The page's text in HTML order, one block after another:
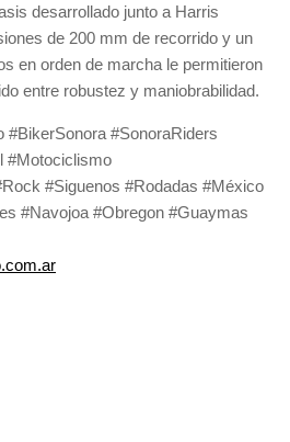
desarrollado junto a Harris
de 200 mm de recorrido y un
en orden de marcha le permitieron
entre robustez y maniobrabilidad.
#BikerSonora #SonoraRiders
#Motociclismo
#Siguenos #Rodadas #México
#Navojoa #Obregon #Guaymas